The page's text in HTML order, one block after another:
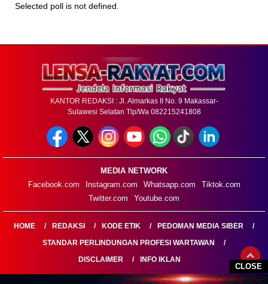
CLOSE
Selected poll is not defined.
KANTOR REDAKSI : Jl. Almarkas II No. 9 Makassar-
Sulawesi Selatan Tlp/Wa 082215241808
MEDIA NETWORK
Facebook.com
Instagram.com Whatsapp.com
Tiktok.com
Twitter.com
Youtube.com
HOME REDAKSI KODE ETIK
PEDOMAN MEDIA SIBER
STANDAR PERLINDUNGAN PROFESI WARTAWAN
DISCLAIMER
INFO IKLAN